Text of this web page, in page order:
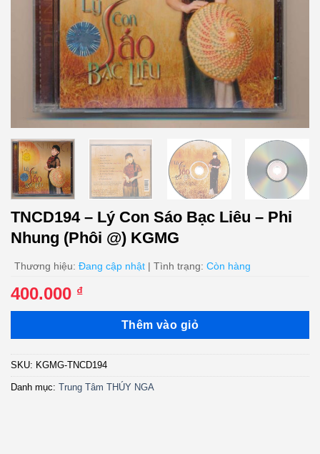
TNCD194 – Lý Con Sáo Bạc Liêu – Phi
Nhung (Phôi @) KGMG
Thương hiệu: Đang cập nhật | Tình trạng: Còn hàng
400.000 ₫
Thêm vào giỏ
SKU: KGMG-TNCD194
Danh mục: Trung Tâm THÚY NGA